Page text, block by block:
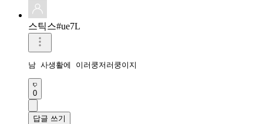
스틱스#ue7L
남 사생활에 이러쿵저러쿵이지
0
답글 쓰기